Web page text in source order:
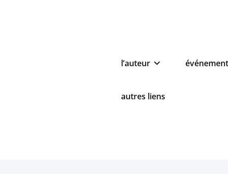
l’auteur
autres liens